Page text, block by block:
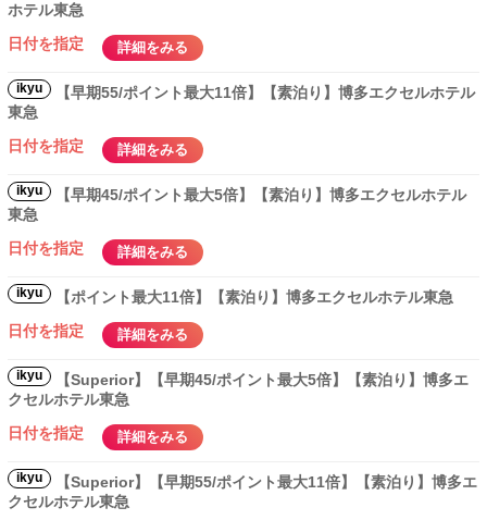
ホテル東急
日付を指定
詳細をみる
ikyu
【早期55/ポイント最大11倍】【素泊り】博多エクセルホテル
東急
日付を指定
詳細をみる
ikyu
【早期45/ポイント最大5倍】【素泊り】博多エクセルホテル
東急
日付を指定
詳細をみる
ikyu
【ポイント最大11倍】【素泊り】博多エクセルホテル東急
日付を指定
詳細をみる
ikyu
【Superior】【早期45/ポイント最大5倍】【素泊り】博多エ
クセルホテル東急
日付を指定
詳細をみる
ikyu
【Superior】【早期55/ポイント最大11倍】【素泊り】博多エ
クセルホテル東急